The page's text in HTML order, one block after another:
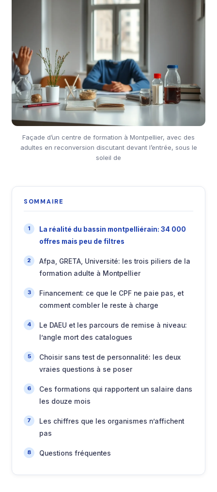
Façade d’un centre de formation à Montpellier, avec des
adultes en reconversion discutant devant l’entrée, sous le
soleil de
SOMMAIRE
La réalité du bassin montpelliérain: 34 000
offres mais peu de filtres
Afpa, GRETA, Université: les trois piliers de la
formation adulte à Montpellier
Financement: ce que le CPF ne paie pas, et
comment combler le reste à charge
Le DAEU et les parcours de remise à niveau:
l’angle mort des catalogues
Choisir sans test de personnalité: les deux
vraies questions à se poser
Ces formations qui rapportent un salaire dans
les douze mois
Les chiffres que les organismes n’affichent
pas
Questions fréquentes